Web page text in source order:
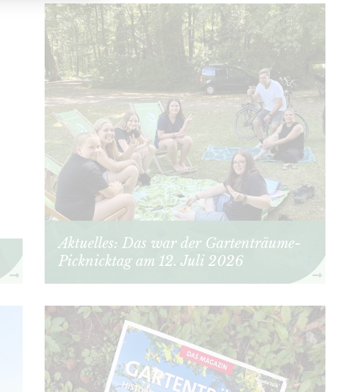
Aktuelles: Das war der Gartenträume-
Picknicktag am 12. Juli 2026